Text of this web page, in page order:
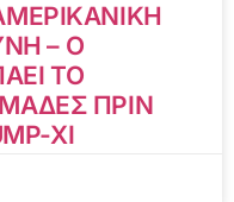
– Ο
ΤΟ
ΠΡΙΝ
XI